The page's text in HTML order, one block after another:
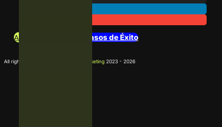
Archivo de Noticias Casos de Éxito
All rights reserved La Agencia D Marketing 2023 - 2026